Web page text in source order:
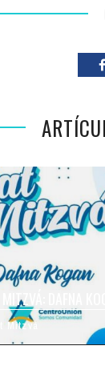
DAFNA
en la Kehilá de
pasos de
Mitzvá